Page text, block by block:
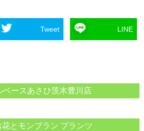
Tweet LINE
ベースあさひ茨木豊川店
花とモンブラン プランツ